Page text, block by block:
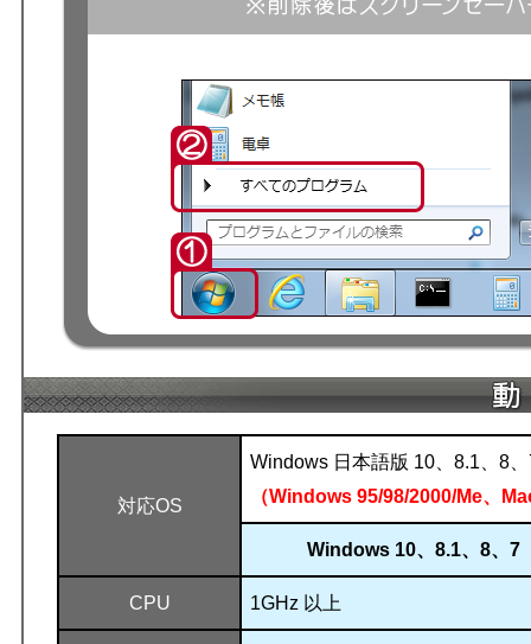
対応OS
Windows 日本語版 10、8.1、8
（Windows 95/98/2000/Me、
Windows 10、8.1、8、7
CPU 1GHz 以上